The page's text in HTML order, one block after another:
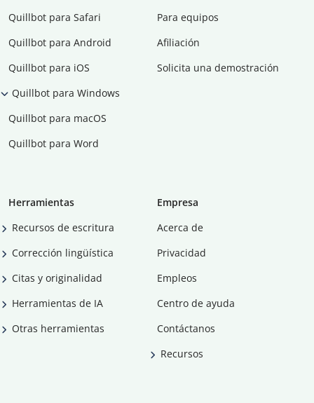
Quillbot para Safari
Quillbot para Android
Quillbot para iOS
Quillbot para Windows
Quillbot para macOS
Quillbot para Word
Para equipos
Afiliación
Solicita una demostración
Herramientas
Recursos de escritura
Corrección lingüística
Citas y originalidad
Herramientas de IA
Otras herramientas
Empresa
Acerca de
Privacidad
Empleos
Centro de ayuda
Contáctanos
Recursos